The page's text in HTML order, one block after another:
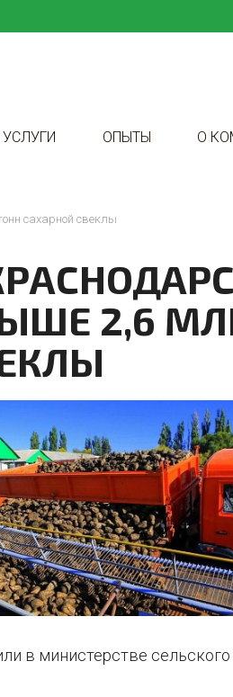
УСЛУГИ ОПЫТЫ О
сахарной свеклы
2,6
в министерстве